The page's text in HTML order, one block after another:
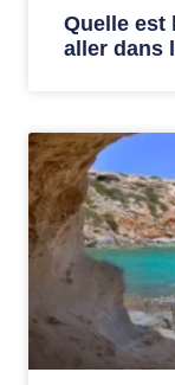
Quelle est
aller dans